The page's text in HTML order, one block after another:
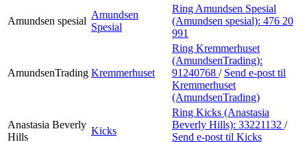
Amundsen spesial
Amundsen
Spesial
Ring Amundsen Spesial
(Amundsen spesial): 476 20
991
AmundsenTrading Kremmerhuset
Ring Kremmerhuset
(AmundsenTrading):
91240768 / Send e-post til
Kremmerhuset
(AmundsenTrading)
Anastasia Beverly
Hills
Kicks
Ring Kicks (Anastasia
Beverly Hills): 33221132 /
Send e-post til Kicks